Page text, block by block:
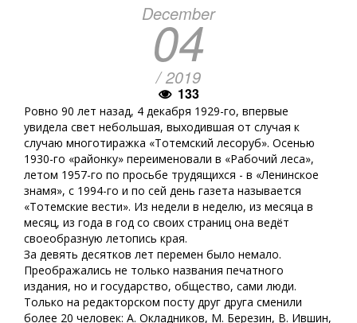
December
04
/ 2019
133
Ровно 90 лет назад, 4 декабря 1929-го, впервые
увидела свет небольшая, выходившая от случая к
случаю многотиражка «Тотемский лесоруб». Осенью
1930-го «районку» переименовали в «Рабочий леса»,
летом 1957-го по просьбе трудящихся - в «Ленинское
знамя», с 1994-го и по сей день газета называется
«Тотемские вести». Из недели в неделю, из месяца в
месяц, из года в год со своих страниц она ведёт
своеобразную летопись края.
За девять десятков лет перемен было немало.
Преображались не только названия печатного
издания, но и государство, общество, сами люди.
Только на редакторском посту друг друга сменили
более 20 человек: А. Окладников, М. Березин, В. Ившин,